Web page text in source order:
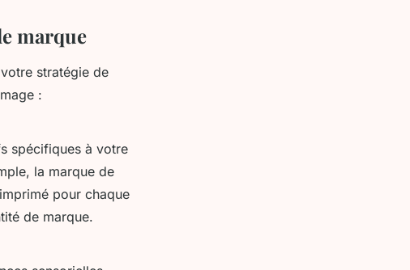
marque
stratégie de
:
spécifiques à votre
la marque de
pour chaque
de marque.